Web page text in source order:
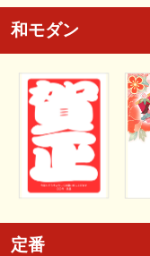
和モダン
定番